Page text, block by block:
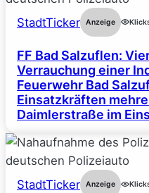
StadtTicker Anzeige
FF Bad Salzuflen:
Verrauchung einer
Feuerwehr Bad
Einsatzkräften
Daimlerstraße im
StadtTicker Anzeige